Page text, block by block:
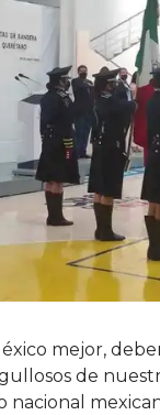
mejor,
de
nacional